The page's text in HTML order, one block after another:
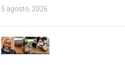
5 agosto, 2026